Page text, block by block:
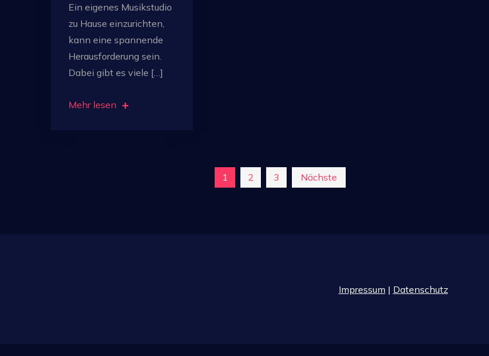
Ein eigenes Musikstudio
zu Hause einzurichten,
kann eine spannende
Herausforderung sein.
Dabei gibt es viele […]
Mehr lesen
Seitennummerierung
1 2 3 Nächste
Impressum | Datenschutz